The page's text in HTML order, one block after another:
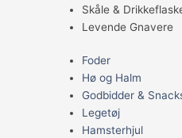
Skåle &
Levende Gnavere
Foder
Hø og Halm
Godbidder &
Legetøj
Hamsterhjul